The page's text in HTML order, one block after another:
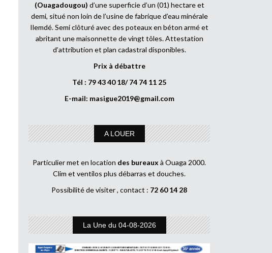
(Ouagadougou) d’une superficie d’un (01) hectare et
demi, situé non loin de l’usine de fabrique d’eau minérale
Ilemdé. Semi clôturé avec des poteaux en béton armé et
abritant une maisonnette de vingt tôles. Attestation
d’attribution et plan cadastral disponibles.
Prix à débattre
Tél : 79 43 40 18/ 74 74 11 25
E-mail: masigue2019@gmail.com
A LOUER
Particulier met en location des bureaux à Ouaga 2000.
Clim et ventilos plus débarras et douches.
Possibilité de visiter , contact : 72 60 14 28
La Une du 04-08-2026